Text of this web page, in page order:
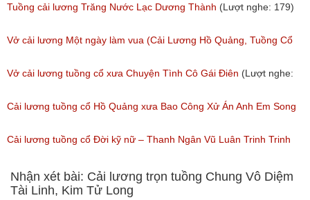
(Lượt nghe: 243)
Tuồng cải lương Trăng Nước Lạc Dương Thành (Lượt nghe: 179)
Vở cải lương Một ngày làm vua (Cải Lương Hồ Quảng, Tuồng Cổ
Xưa)
(Lượt nghe: 216)
Vở cải lương tuồng cổ xưa Chuyện Tình Cô Gái Điên (Lượt nghe:
146)
Cải lương tuồng cổ Hồ Quảng xưa Bao Công Xử Án Anh Em Song
Sinh
(Lượt nghe: 228)
Cải lương tuồng cổ Đời kỹ nữ – Thanh Ngân Vũ Luân Trinh Trinh
Cải Lương Hồ Quảng
Nhận xét bài: Cải lương trọn tuồng Chung Vô Diệm
Tài Linh, Kim Tử Long